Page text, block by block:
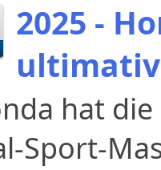
2025 -
hat
Sport-